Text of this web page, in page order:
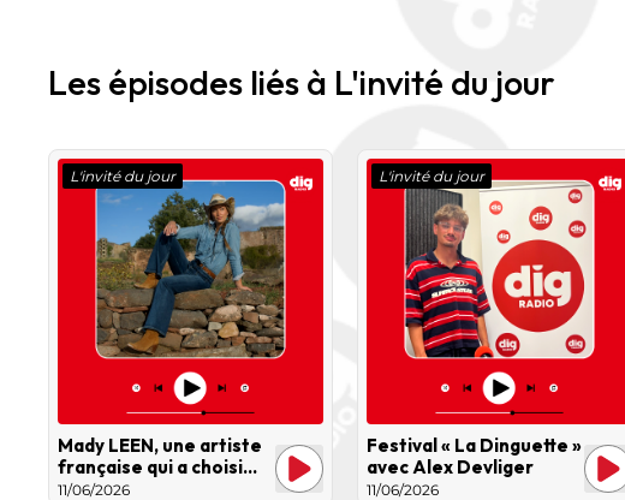
Les épisodes liés à L'invité du jour
L'invité du jour
Mady LEEN, une artiste
française qui a choisi
une voie peu commune :
11/06/2026
L'invité du jour
Festival « La Dinguette »
avec Alex Devliger
11/06/2026